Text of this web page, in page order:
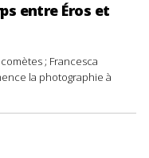
entre Éros et
; Francesca
la photographie à